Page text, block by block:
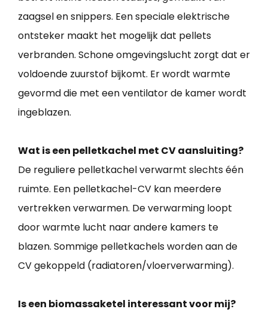
zaagsel en snippers. Een speciale elektrische
ontsteker maakt het mogelijk dat pellets
verbranden. Schone omgevingslucht zorgt dat er
voldoende zuurstof bijkomt. Er wordt warmte
gevormd die met een ventilator de kamer wordt
ingeblazen.
Wat is een pelletkachel met CV aansluiting?
De reguliere pelletkachel verwarmt slechts één
ruimte. Een pelletkachel-CV kan meerdere
vertrekken verwarmen. De verwarming loopt
door warmte lucht naar andere kamers te
blazen. Sommige pelletkachels worden aan de
CV gekoppeld (radiatoren/vloerverwarming).
Is een biomassaketel interessant voor mij?